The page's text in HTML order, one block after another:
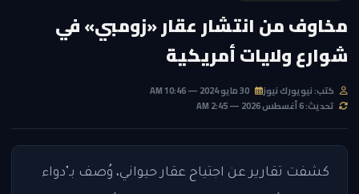
مخاوف من انتشار عقار «زومبي» في
شوارع ولايات أمريكية
كتب: نيويورك نيوز
تحديث: 6 أغسطس 2026 — 2:45 AM
كشفت تقارير عن اجتياح عقار حيواني، وُصف بـ"دواء